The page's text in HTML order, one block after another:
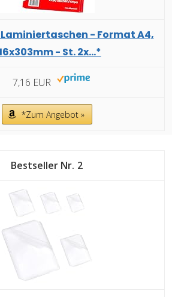
Laminiertaschen - Format A4,
- St. 2x...*
7,16 EUR
*Zum Angebot »
2